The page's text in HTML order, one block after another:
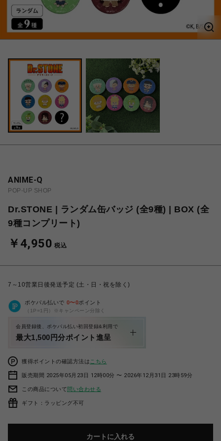
ANIME-Q
POP-UP SHOP
Dr.STONE | ランダム缶バッジ (全9種) | BOX (全
9種コンプリート)
￥4,950 税込
7～10営業日後発送予定 (土・日・祝を除く)
ポケパル払いで 0〜0ポイント
（1P=1円）※キャンペーン分除く
会員登録後、ポケパル払い初回登録&利用で
最大1,500円分ポイント進呈
獲得ポイントの確認方法は こちら
販売期間 2025年05月23日 12時00分 〜 2026年12月31日 23時59分
この商品について問い合わせる
ギフト：ラッピング不可
カートに入れる